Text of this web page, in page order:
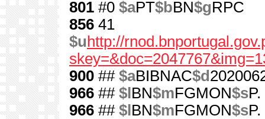
801 #0 $aPT$bBN$gRPC
856 41
$u http://
900 ## $aBIBNAC$d
966 ## $l BN$mFGMON$s
966 ## $l BN$mFGMON$s